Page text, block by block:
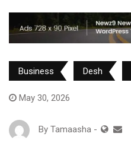
Business Desh
May 30, 2026
By Tamaasha -